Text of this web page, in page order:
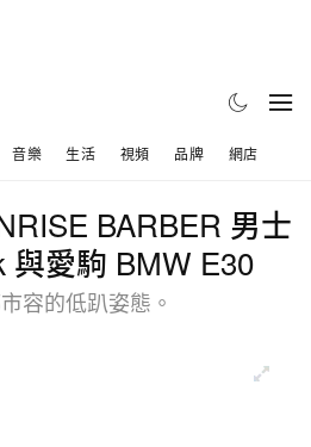
音樂 生活 視頻 品牌 網店
BARBER 男士
與愛駒 BMW E30
容的低趴姿態。